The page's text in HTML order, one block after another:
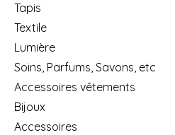
Tapis
Textile
Lumière
Soins, Parfums, Savons, etc
Accessoires vêtements
Bijoux
Accessoires